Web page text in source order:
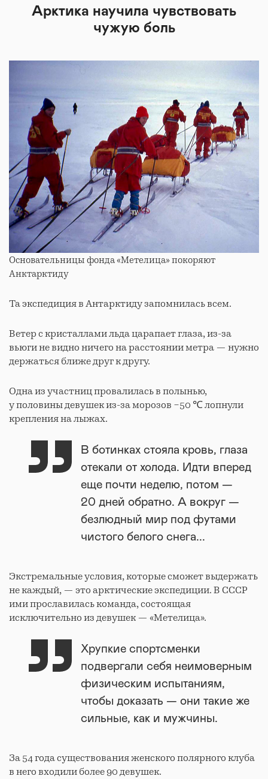
Арктика научила чувствовать
чужую боль
Основательницы фонда «Метелица» покоряют
Анктарктиду
Та экспедиция в Антарктиду запомнилась всем.
Ветер с кристаллами льда царапает глаза, из-за
вьюги не видно ничего на расстоянии метра — нужно
держаться ближе друг к другу.
Одна из участниц провалилась в полынью,
у половины девушек из-за морозов −50 ℃ лопнули
крепления на лыжах.
В ботинках стояла кровь, глаза
отекали от холода. Идти вперед
еще почти неделю, потом —
20 дней обратно. А вокруг —
безлюдный мир под футами
чистого белого снега...
Экстремальные условия, которые сможет выдержать
не каждый, — это арктические экспедиции. В СССР
ими прославилась команда, состоящая
исключительно из девушек — «Метелица».
Хрупкие спортсменки
подвергали себя неимоверным
физическим испытаниям,
чтобы доказать — они такие же
сильные, как и мужчины.
За 54 года существования женского полярного клуба
в него входили более 90 девушек.